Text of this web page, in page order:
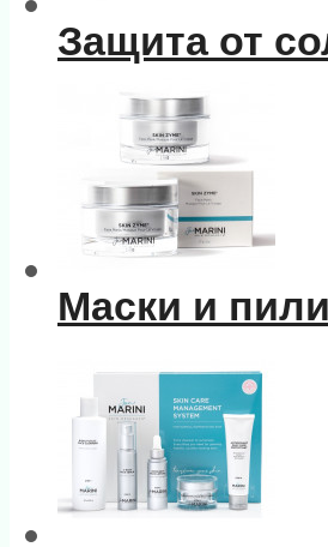
Защита от
Маски и